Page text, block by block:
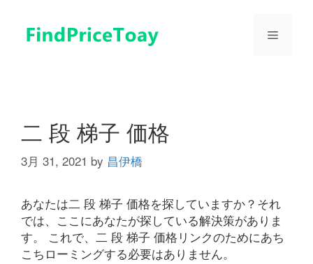
メ
二 段 梯子 価格
3月 31, 2021 by 昌伊橋
あなたは二 段 梯子 価格を探していますか？それ
では、ここにあなたが探している解決策がありま
す。 これで、二 段 梯子 価格リンクのためにあち
こちローミングする必要はありません。